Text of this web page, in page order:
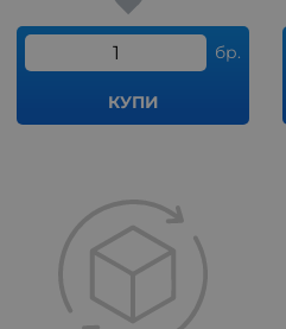
бр.
КУПИ